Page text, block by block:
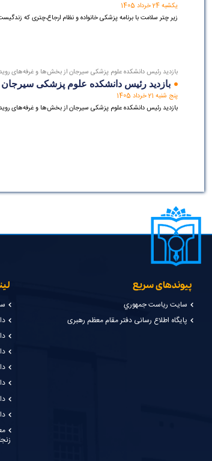
یکشبه 24 خرداد 1405
زیر چتر سلامت با برنامه پزشکی خانواده و نظام ارجاع،چتری که
بازدید رئیس دانشکده علوم پزشکی سیرجان از بخش‌ها و غرفه‌های
بازدید رئیس دانشکده علوم پزشکی
پنج شنبه 21 خرداد 1405
بازدید رئیس دانشکده علوم پزشکی سیرجان از بخش‌ها و غرفه‌های
پیوندهای سریع
سايت رياست جمهوري
پایگاه اطلاع رسانی دفتر مقام معظم رهبری